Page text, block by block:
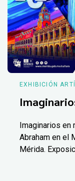
EXHIBICIÓN
Imaginarios
Abraham en el
Mérida.